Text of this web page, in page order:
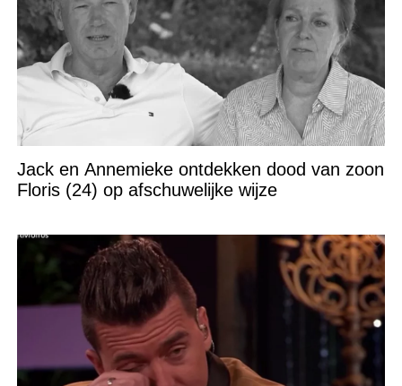
Jack en Annemieke ontdekken dood van zoon
Floris (24) op afschuwelijke wijze